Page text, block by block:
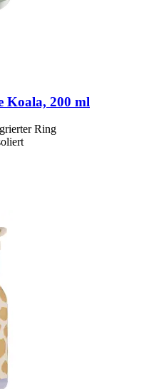
Koala, 200 ml
Ring